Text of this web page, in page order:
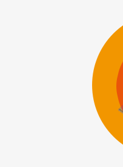
茅ヶ崎市K様邸
2026/04/16
横浜市港北区 U
2026/04/15
横浜市港北区U
横浜市港北区 U